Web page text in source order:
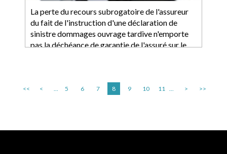
La perte du recours subrogatoire de l'assureur
du fait de l'instruction d'une déclaration de
sinistre dommages ouvrage tardive n'emporte
pas la déchéance de garantie de l'assuré sur le
<< < ... 5 6 7 8 9 10 11 ... > >>